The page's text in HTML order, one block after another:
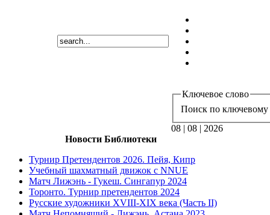
Ключевое слово
Поиск по ключевому
08 | 08 | 2026
Новости Библиотеки
Турнир Претендентов 2026. Пейя, Кипр
Учебный шахматный движок с NNUE
Матч Лижэнь - Гукеш. Сингапур 2024
Торонто. Турнир претендентов 2024
Русские художники XVIII-XIX века (Часть II)